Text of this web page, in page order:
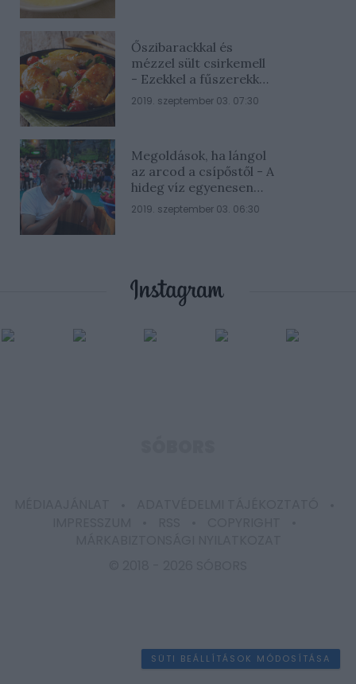
Őszibarackkal és
mézzel sült csirkemell
- Ezekkel a fűszerekkel
lesz a legfinomabb
2019. szeptember 03. 07:30
Megoldások, ha lángol
az arcod a csípőstől - A
hideg víz egyenesen
rossz ötlet
2019. szeptember 03. 06:30
SÜTI BEÁLLÍTÁSOK MÓDOSÍTÁSA